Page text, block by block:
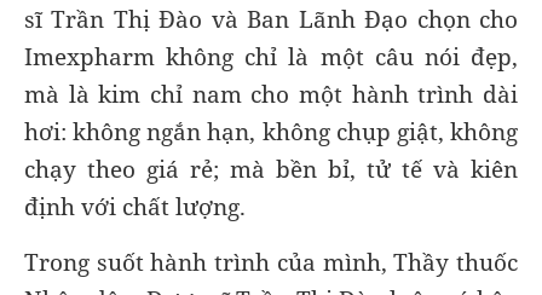
sĩ Trần Thị Đào và Ban Lãnh Đạo chọn cho
Imexpharm không chỉ là một câu nói đẹp,
mà là kim chỉ nam cho một hành trình dài
hơi: không ngắn hạn, không chụp giật, không
chạy theo giá rẻ; mà bền bỉ, tử tế và kiên
định với chất lượng.
Trong suốt hành trình của mình, Thầy thuốc